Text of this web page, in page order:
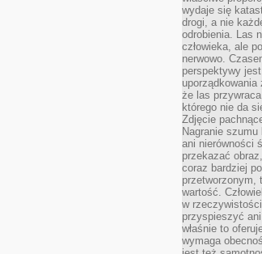
wydaje się
drogi, a nie
odrobienia. Las
człowieka, ale
nerwowo.
perspektywy
że las
którego nie da
Zdjęcie
Nagranie
ani nierówności
przekazać
coraz bardziej
przetworzonym,
wartość.
w
przyspieszyć
właśnie to
wymaga